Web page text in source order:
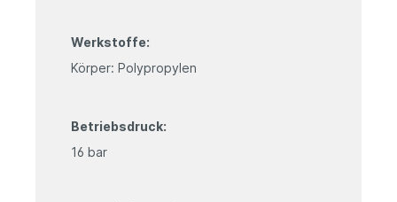
Werkstoffe:
Körper: Polypropylen
Betriebsdruck:
16 bar